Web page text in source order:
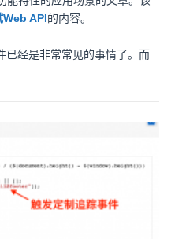
API的内容。
已经是非常常见的事情了。而